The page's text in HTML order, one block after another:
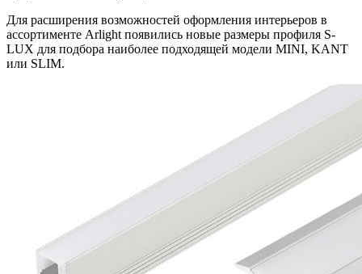
Для расширения возможностей оформления интерьеров в
ассортименте Arlight появились новые размеры профиля S-
LUX для подбора наиболее подходящей модели MINI, KANT
или SLIM.